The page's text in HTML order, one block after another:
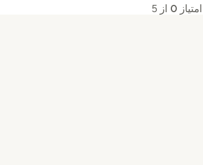
امتیاز 0 از 5